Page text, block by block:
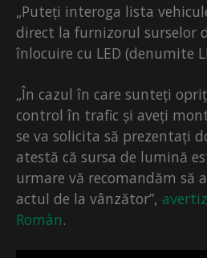
„Puteți interoga lista
direct la furnizorul surselor
înlocuire cu LED (denumite
„În cazul în care sunteți
control în trafic și aveți
se va solicita să prezentați
atestă că sursa de lumină
urmare vă recomandăm să
actul de la vânzător”,
Român.